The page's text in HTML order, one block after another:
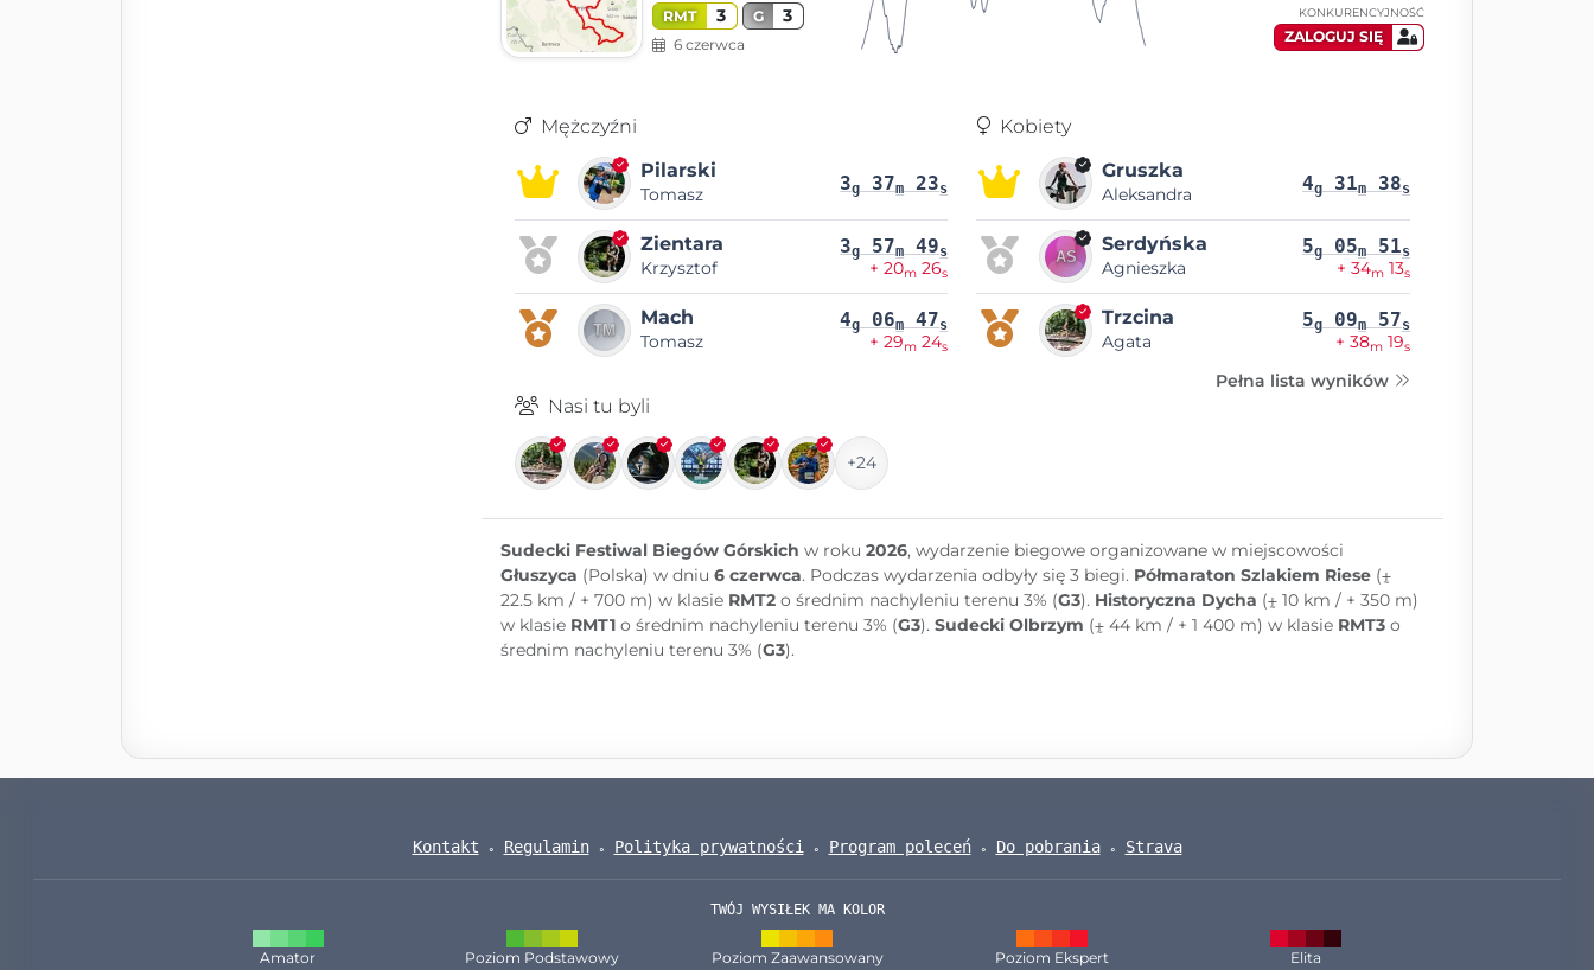
RMT 3 G 3
6 czerwca
KONKURENCYJNOŚĆ
ZALOGUJ SIĘ
Mężczyźni
Pilarski
Tomasz 3g 37m 23s
Zientara
Krzysztof
3g 57m 49s
+ 20m 26s
Mach
Tomasz
4g 06m 47s
+ 29m 24s
Kobiety
Gruszka
Aleksandra 4g 31m 38s
Serdyńska
Agnieszka
5g 05m 51s
+ 34m 13s
Trzcina
Agata
5g 09m 57s
+ 38m 19s
Pełna lista wyników
Nasi tu byli
+24
Sudecki Festiwal Biegów Górskich w roku 2026, wydarzenie biegowe organizowane w miejscowości
Głuszyca (Polska) w dniu 6 czerwca. Podczas wydarzenia odbyły się 3 biegi. Półmaraton Szlakiem Riese(⨦
22.5 km / + 700 m) w klasie RMT2o średnim nachyleniu terenu 3% (G3). Historyczna Dycha (⨦ 10 km / + 350 m)
w klasie RMT1o średnim nachyleniu terenu 3% (G3). Sudecki Olbrzym (⨦ 44 km / + 1 400 m) w klasie RMT3o
średnim nachyleniu terenu 3% (G3).
Kontakt Regulamin Polityka prywatności Program poleceń Do pobrania Strava
TWÓJ WYSIŁEK MA KOLOR
Amator Poziom Podstawowy Poziom Zaawansowany Poziom Ekspert Elita